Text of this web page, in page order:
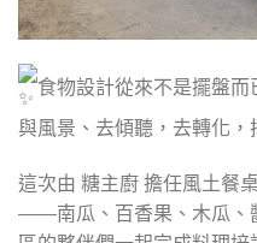
食物設計從來不是擺盤
與風景、去傾聽，去轉化，
這次由 糖主廚 擔任風土餐
——南瓜、百香果、木瓜、